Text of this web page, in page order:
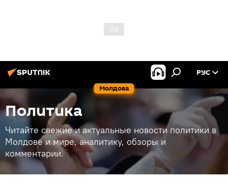
Молдова
РУС
Политика
Читайте свежие и актуальные новости политики в
Молдове и мире, аналитику, обзоры и
комментарии.